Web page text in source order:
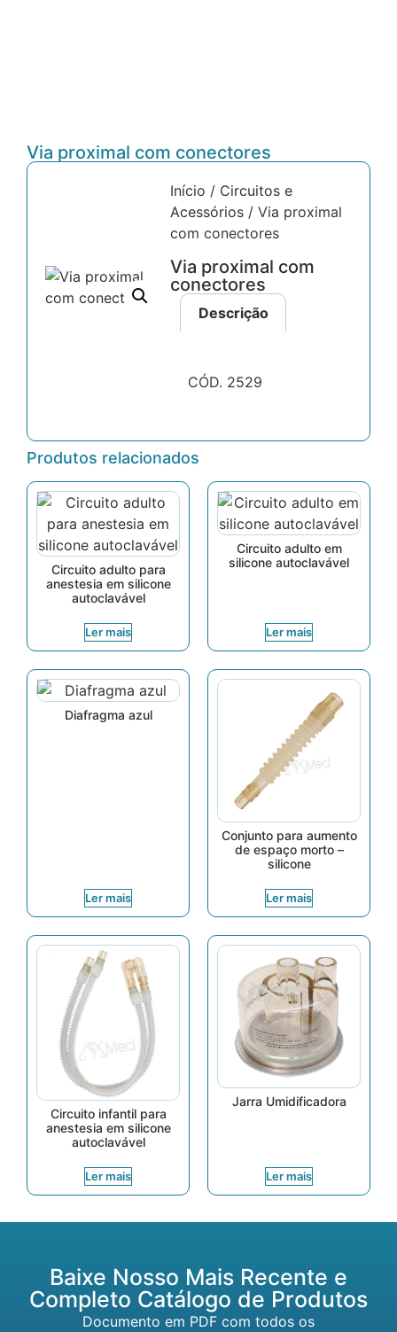
Via proximal com conectores
Início / Circuitos e
Acessórios / Via proximal
com conectores
Via proximal com
conectores
Descrição
CÓD. 2529
Produtos relacionados
Circuito adulto para
anestesia em silicone
autoclavável
Ler mais
Circuito adulto em
silicone autoclavável
Ler mais
Diafragma azul
Ler mais
Conjunto para aumento
de espaço morto –
silicone
Ler mais
Circuito infantil para
anestesia em silicone
autoclavável
Ler mais
Jarra Umidificadora
Ler mais
Baixe Nosso Mais Recente e
Completo Catálogo de Produtos
Documento em PDF com todos os